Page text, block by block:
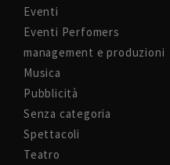
Eventi
Eventi Perfomers
management e produzioni
Musica
Pubblicità
Senza categoria
Spettacoli
Teatro